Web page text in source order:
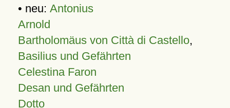
• neu: Antonius
Arnold
Bartholomäus von Città di Castello,
Basilius und Gefährten
Celestina Faron
Desan und Gefährten
Dotto